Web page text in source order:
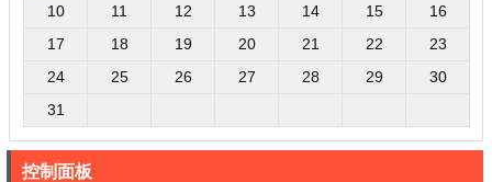
10
11 12 13 14 15
16
17
18 19 20 21 22
23
24
25 26 27 28 29
30
31
控制面板